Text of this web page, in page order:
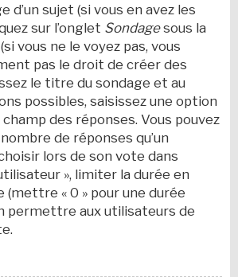
d’un sujet (si vous en avez les
sur l’onglet Sondagesous la
vous ne le voyez pas, vous
pas le droit de créer des
le titre du sondage et au
possibles, saisissez une option
des réponses. Vous pouvez
de réponses qu’un
lors de son vote dans
», limiter la durée en
(mettre « 0 » pour une durée
permettre aux utilisateurs de